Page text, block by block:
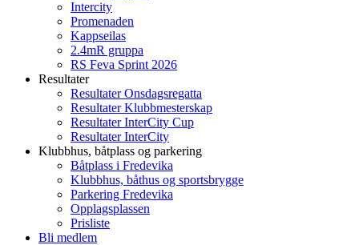
Intercity
Promenaden
Kappseilas
2.4mR gruppa
RS Feva Sprint 2026
Resultater
Resultater Onsdagsregatta
Resultater Klubbmesterskap
Resultater InterCity Cup
Resultater InterCity
Klubbhus, båtplass og parkering
Båtplass i Fredevika
Klubbhus, båthus og sportsbrygge
Parkering Fredevika
Opplagsplassen
Prisliste
Bli medlem